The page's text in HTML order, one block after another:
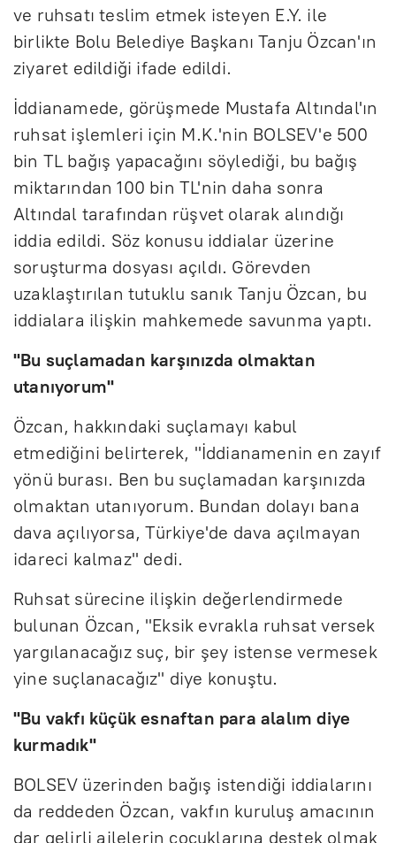
ve ruhsatı teslim etmek isteyen E.Y. ile
birlikte Bolu Belediye Başkanı Tanju Özcan'ın
ziyaret edildiği ifade edildi.
İddianamede, görüşmede Mustafa Altındal'ın
ruhsat işlemleri için M.K.'nin BOLSEV'e 500
bin TL bağış yapacağını söylediği, bu bağış
miktarından 100 bin TL'nin daha sonra
Altındal tarafından rüşvet olarak alındığı
iddia edildi. Söz konusu iddialar üzerine
soruşturma dosyası açıldı. Görevden
uzaklaştırılan tutuklu sanık Tanju Özcan, bu
iddialara ilişkin mahkemede savunma yaptı.
"Bu suçlamadan karşınızda olmaktan
utanıyorum"
Özcan, hakkındaki suçlamayı kabul
etmediğini belirterek, "İddianamenin en zayıf
yönü burası. Ben bu suçlamadan karşınızda
olmaktan utanıyorum. Bundan dolayı bana
dava açılıyorsa, Türkiye'de dava açılmayan
idareci kalmaz" dedi.
Ruhsat sürecine ilişkin değerlendirmede
bulunan Özcan, "Eksik evrakla ruhsat versek
yargılanacağız suç, bir şey istense vermesek
yine suçlanacağız" diye konuştu.
"Bu vakfı küçük esnaftan para alalım diye
kurmadık"
BOLSEV üzerinden bağış istendiği iddialarını
da reddeden Özcan, vakfın kuruluş amacının
dar gelirli ailelerin çocuklarına destek olmak